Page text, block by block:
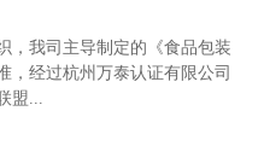
我司主导制定的《食品包装
，经过杭州万泰认证有限公司
盟...